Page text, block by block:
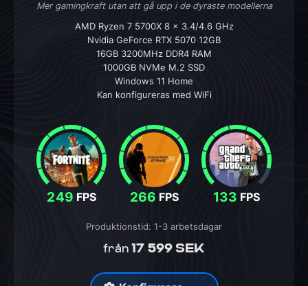
Mer gamingkraft utan att gå upp i de dyraste modellerna
AMD Ryzen 7 5700X 8 x 3.4/4.6 GHz
Nvidia GeForce RTX 5070 12GB
16GB 3200MHz DDR4 RAM
1000GB NVMe M.2 SSD
Windows 11 Home
Kan konfigureras med WiFi
249 FPS 266 FPS 133 FPS
från 17 599 SEK
Produktionstid: 1-3 arbetsdagar